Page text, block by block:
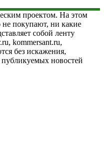
проектом. На этом
не покупают, ни какие
собой ленту
kommersant.ru,
без искажения,
публикуемых новостей